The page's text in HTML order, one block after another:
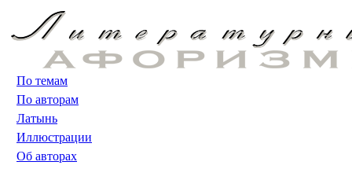
По темам
По авторам
Латынь
Иллюстрации
Об авторах